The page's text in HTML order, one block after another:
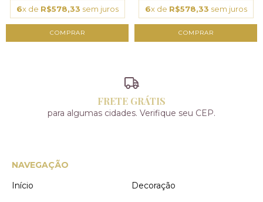
6x de R$578,33 sem juros 6x de R$578,33 sem juros
FRETE GRÁTIS
para algumas cidades. Verifique seu CEP.
NAVEGAÇÃO
Início
Decoração